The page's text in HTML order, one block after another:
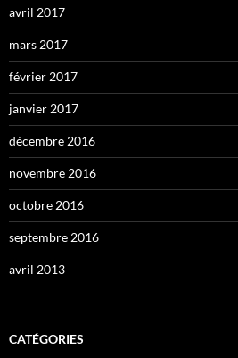
avril 2017
mars 2017
février 2017
janvier 2017
décembre 2016
novembre 2016
octobre 2016
septembre 2016
avril 2013
CATÉGORIES